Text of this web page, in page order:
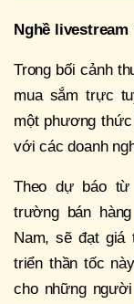
Nghề livestream
Trong bối cảnh
mua sắm trực
một phương
với các doanh
Theo dự báo từ
trường bán
Nam, sẽ đạt giá
triển thần tốc
cho những